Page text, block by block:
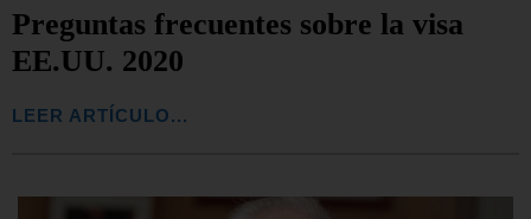
Preguntas frecuentes sobre la visa
EE.UU. 2020
LEER ARTÍCULO...